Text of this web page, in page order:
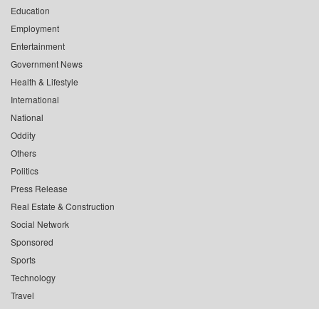
Education
Employment
Entertainment
Government News
Health & Lifestyle
International
National
Oddity
Others
Politics
Press Release
Real Estate & Construction
Social Network
Sponsored
Sports
Technology
Travel